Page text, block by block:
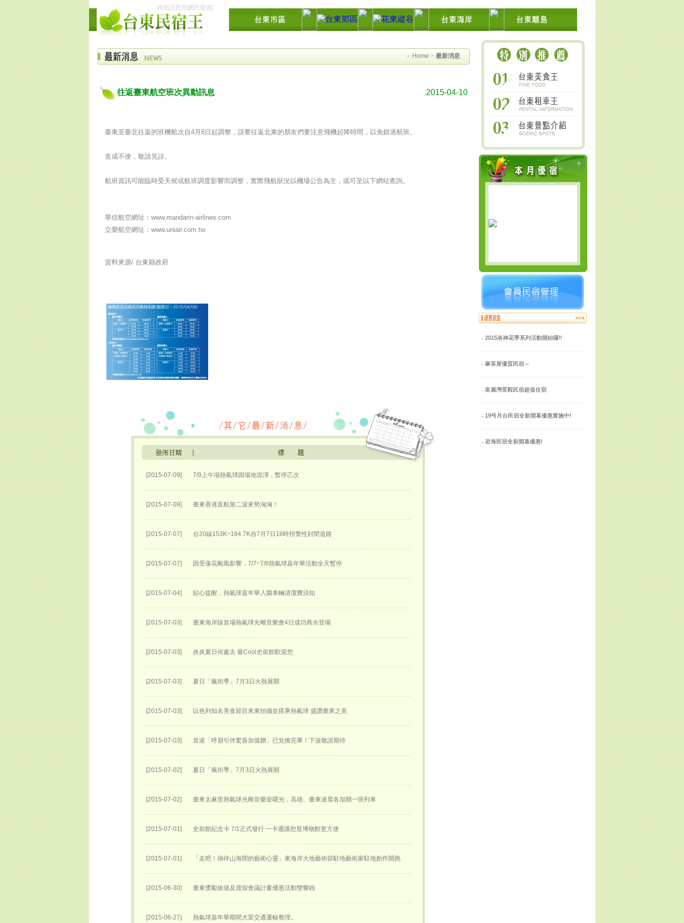
民宿王民宿網民宿資訊網台東花東花蓮綠島民宿住宿旅遊景點交流網縱谷海岸飯店溫泉影音墾丁時光迴徑市集知本池上關山鹿野太麻里金針山南橫
Home > 最新消息
2015洛神花季系列活動開始囉!!
麻茶屋優質民宿～
富麗灣景觀民宿超值住宿
19号月台民宿全新開幕優惠實施中!
岩海民宿全新開幕優惠!
往返臺東航空班次異動訊息 2015-04-10
臺東至臺北往返的班機航次自4月8日起調整，請要往返北東的朋友們要注意飛機起降時間，以免錯過航班。
造成不便，敬請見諒。
航班資訊可能臨時受天候或航班調度影響而調整，實際飛航狀況以機場公告為主，或可至以下網站查詢。
華信航空網址：www.mandarin-airlines.com
立榮航空網址：www.uniair.com.tw
資料來源/ 台東縣政府
[2015-07-09] 7/9上午場熱氣球因場地泥濘，暫停乙次
[2015-07-09] 臺東香港直航第二波來勢洶洶！
[2015-07-07] 台20線153K~184.7K自7月7日18時預警性封閉道路
[2015-07-07] 因受蓮花颱風影響，7/7~7/8熱氣球嘉年華活動全天暫停
[2015-07-04] 貼心提醒，熱氣球嘉年華入園車輛清潔費須知
[2015-07-03] 臺東海岸線首場熱氣球光雕音樂會4日成功商水登場
[2015-07-03] 炎炎夏日何處去 最Cool史前館歡迎您
[2015-07-03] 夏日「瘋街季」7月3日火熱展開
[2015-07-03] 以色列知名美食節目來東拍攝並搭乘熱氣球 盛讚臺東之美
[2015-07-03] 首波「呼朋引伴驚喜加值贈」已兌換完畢！下波敬請期待
[2015-07-02] 夏日「瘋街季」7月3日火熱展開
[2015-07-02] 臺東太麻里熱氣球光雕音樂迎曙光，高雄、臺東凌晨各加開一班列車
[2015-07-01] 史前館紀念卡 7/1正式發行 一卡通讓您逛博物館更方便
[2015-07-01] 「走吧！徜徉山海間的藝術心靈」東海岸大地藝術節駐地藝術家駐地創作開跑
[2015-06-30] 臺東獎勵旅遊及渡假會議計畫優惠活動雙響砲
[2015-06-27] 熱氣球嘉年華期間大眾交通運輸整理。